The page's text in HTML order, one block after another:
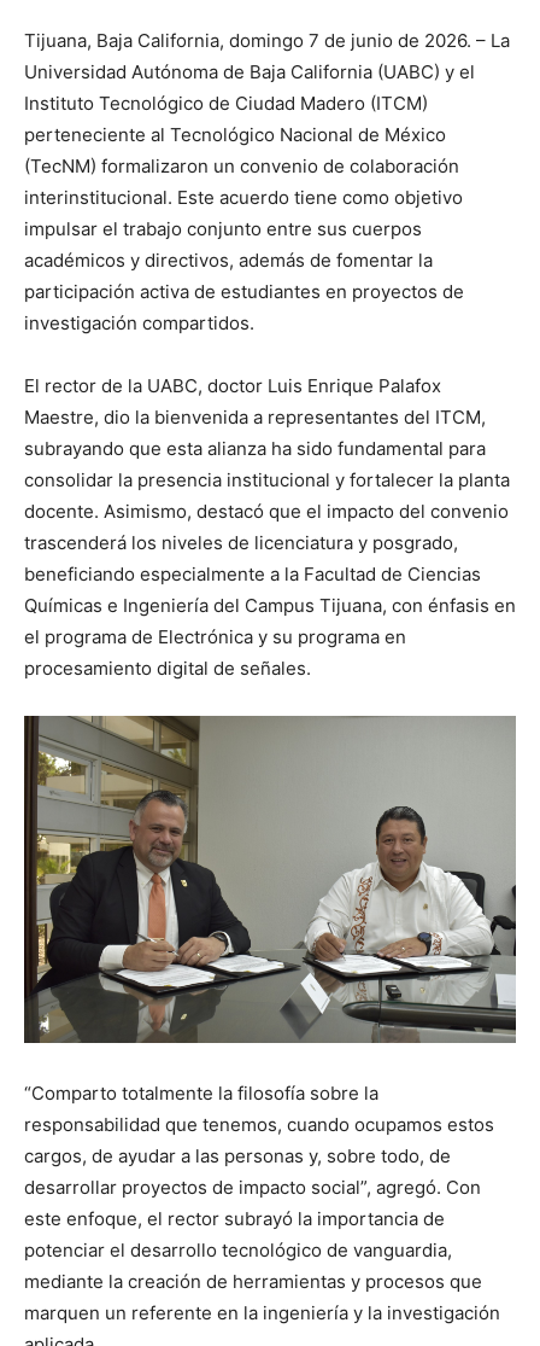
Tijuana, Baja California, domingo 7 de junio de 2026. – La
Universidad Autónoma de Baja California (UABC) y el
Instituto Tecnológico de Ciudad Madero (ITCM)
perteneciente al Tecnológico Nacional de México
(TecNM) formalizaron un convenio de colaboración
interinstitucional. Este acuerdo tiene como objetivo
impulsar el trabajo conjunto entre sus cuerpos
académicos y directivos, además de fomentar la
participación activa de estudiantes en proyectos de
investigación compartidos.
El rector de la UABC, doctor Luis Enrique Palafox
Maestre, dio la bienvenida a representantes del ITCM,
subrayando que esta alianza ha sido fundamental para
consolidar la presencia institucional y fortalecer la planta
docente. Asimismo, destacó que el impacto del convenio
trascenderá los niveles de licenciatura y posgrado,
beneficiando especialmente a la Facultad de Ciencias
Químicas e Ingeniería del Campus Tijuana, con énfasis en
el programa de Electrónica y su programa en
procesamiento digital de señales.
“Comparto totalmente la filosofía sobre la
responsabilidad que tenemos, cuando ocupamos estos
cargos, de ayudar a las personas y, sobre todo, de
desarrollar proyectos de impacto social”, agregó. Con
este enfoque, el rector subrayó la importancia de
potenciar el desarrollo tecnológico de vanguardia,
mediante la creación de herramientas y procesos que
marquen un referente en la ingeniería y la investigación